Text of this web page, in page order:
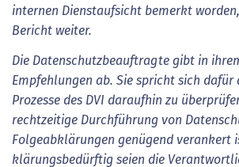
internen Dienstaufsicht bemerkt
Bericht weiter.
Die Datenschutzbeauftragte gibt in
Empfehlungen ab. Sie spricht sich dafür
Prozesse des DVI daraufhin zu
rechtzeitige Durchführung von
Folgeabklärungen genügend verankert
klärungsbedürftig seien die